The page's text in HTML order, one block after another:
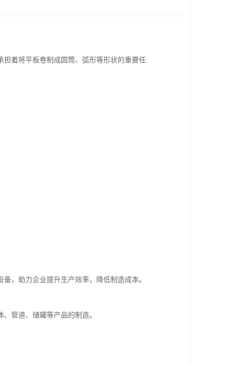
着将平板卷制成圆筒、弧形等形状的重要任
，助力企业提升生产效率，降低制造成本。
管道、储罐等产品的制造。